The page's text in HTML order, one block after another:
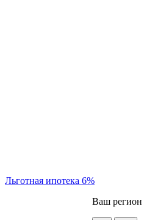
Льготная ипотека 6%
Ваш регион